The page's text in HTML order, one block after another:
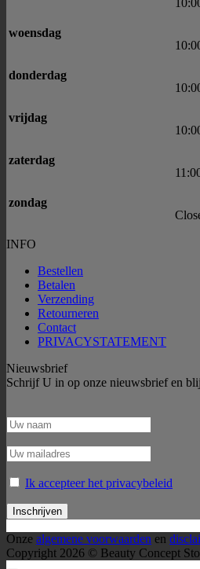
woensdag
donderdag
vrijdag
zaterdag
zondag
INFO
Bestellen
Betalen
Verzending
Retourneren
Contact
PRIVACYSTATEMENT
Nieuwsbrief
Schrijf U in op onze nieuwsbrief en
Ik accepteer het privacybeleid
Onze algemene voorwaarden en
Copyright 2026 © Beauty Concept